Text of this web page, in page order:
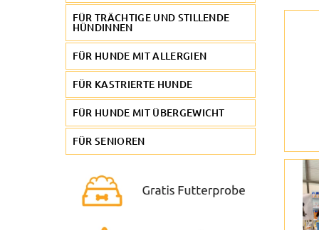
FÜR TRÄCHTIGE UND STILLENDE
HÜNDINNEN
FÜR HUNDE MIT ALLERGIEN
FÜR KASTRIERTE HUNDE
FÜR HUNDE MIT ÜBERGEWICHT
FÜR SENIOREN